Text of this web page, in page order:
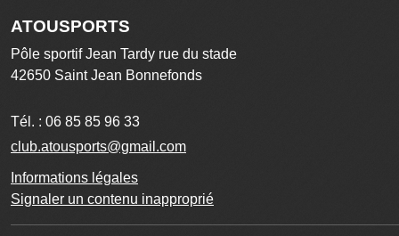
ATOUSPORTS
Pôle sportif Jean Tardy rue du stade
42650 Saint Jean Bonnefonds
Tél. : 06 85 85 96 33
club.atousports@gmail.com
Informations légales
Signaler un contenu inapproprié